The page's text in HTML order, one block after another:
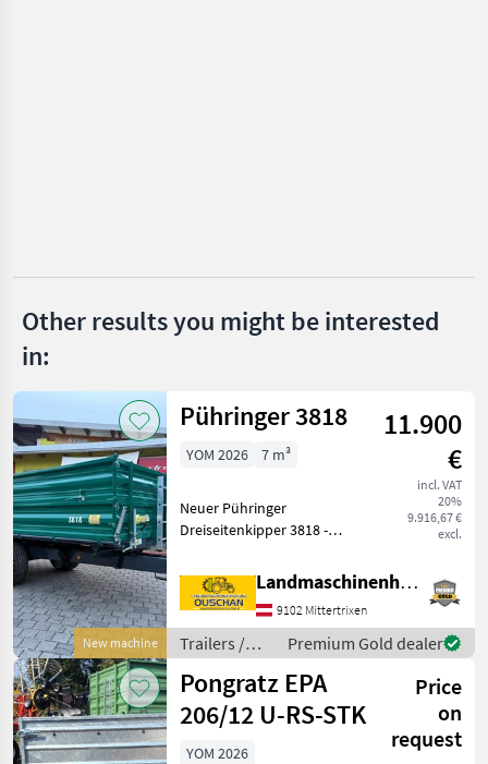
Nugent
Joskin
Show
all 22
MARKETPLACE
Marketplace
Dealer
offers
Other results you might be interested
in:
New machine
Pühringer 3818
11.900
€
incl. VAT
20%
9.916,67 €
excl.
YOM 2026 7 m³
Neuer Pühringer
Dreiseitenkipper 3818 -
Nutzlast 6000kg -
Brückenmaße
3850x1820mm -
Pendelaufsatzwand -
Grundbordwand 500mm
mit Hebefede
Landmaschinenhandel Ouschan Anton
9102 Mittertrixen
Trailers /
Pühringer
Premium Gold dealer
Pongratz EPA
206/12 U-RS-STK
Price
on
request
YOM 2026